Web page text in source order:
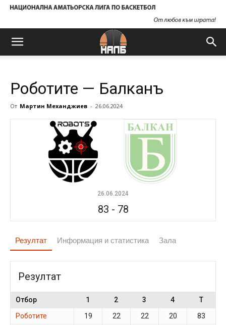
Роботите — Балканъ
От Мартин Механджиев - 26.06.2024
26.06.2024
83 - 78
Резултат Информация и статистика Зала
Резултат
Отбор 1 2 3 4
T
Роботите
19 22 22 20
83